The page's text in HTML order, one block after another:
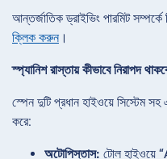
আন্তর্জাতিক ড্রাইভিং পারমিট
ক্লিক করুন।
স্প্যানিশ রাস্তায় কীভাবে নিরাপদ
স্পেন দুটি প্রধান হাইওয়ে সিস্টেম সহ
করে:
অটোপিস্তাস: টোল হাইওয়ে